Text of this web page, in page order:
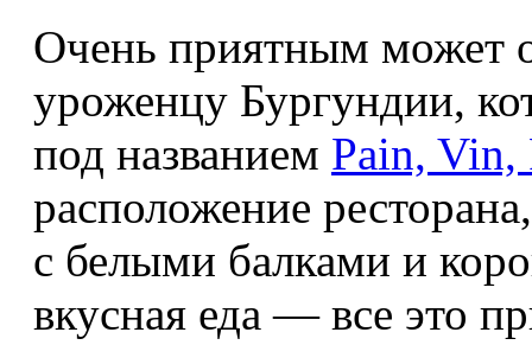
Очень приятным может
уроженцу Бургундии,
под названием Pain, Vin,
расположение
с белыми балками и
вкусная еда — все это